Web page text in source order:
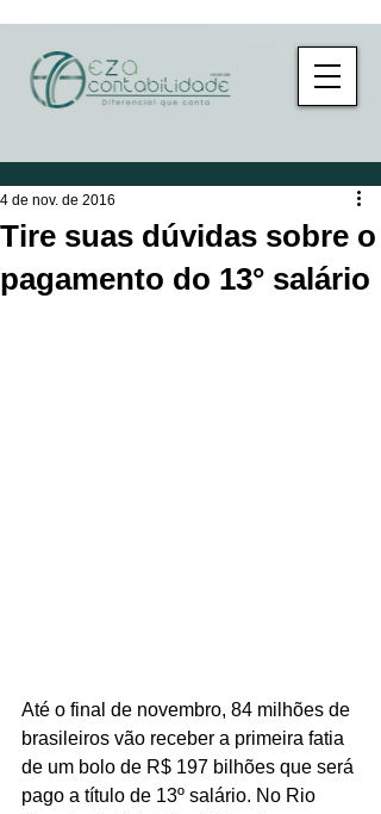
Tire suas dúvidas sobre o
pagamento do 13° salário
4 de nov. de 2016
Até o final de novembro, 84 milhões de
brasileiros vão receber a primeira fatia
de um bolo de R$ 197 bilhões que será
pago a título de 13º salário. No Rio